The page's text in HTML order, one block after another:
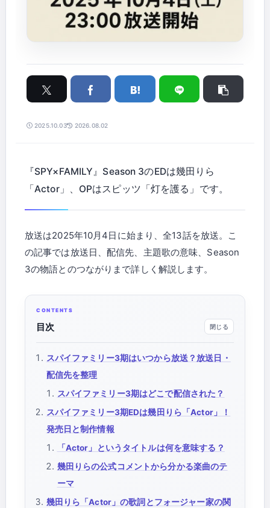
2025.10.03 2026.08.02
『SPY×FAMILY』Season 3のEDは幾田りら
「Actor」、OPはスピッツ「灯を護る」です。
放送は2025年10月4日に始まり、全13話を放送。こ
の記事では放送日、配信先、主題歌の意味、Season
3の物語とのつながりまで詳しく解説します。
目次
スパイファミリー3期はいつから放送？放送日・
配信先を整理
スパイファミリー3期はどこで配信された？
スパイファミリー3期EDは幾田りら「Actor」！
発売日と制作情報
「Actor」というタイトルは何を意味する？
幾田りらの公式コメントから分かる楽曲のテ
ーマ
幾田りら「Actor」の歌詞とフォージャー家の関